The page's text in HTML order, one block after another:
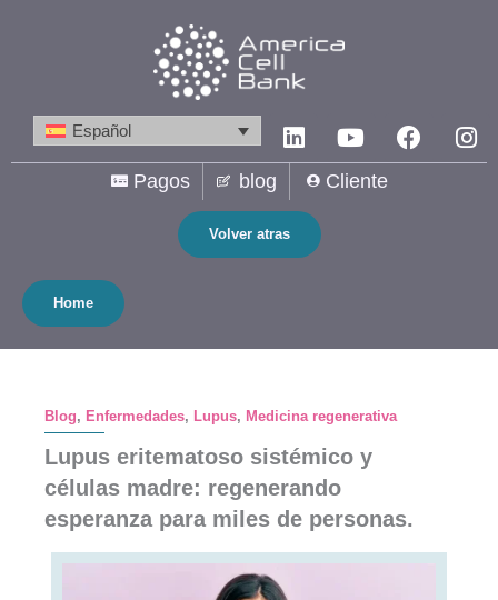
Español LinkedinYoutube
Pagos blog Cliente
Volver atras
Home
Blog, Enfermedades, Lupus, Medicina regenerativa
Lupus eritematoso sistémico y
células madre: regenerando
esperanza para miles de personas.